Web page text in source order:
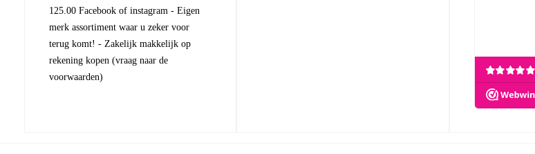
125.00 Facebook of instagram - Eigen
merk assortiment waar u zeker voor
terug komt! - Zakelijk makkelijk op
rekening kopen (vraag naar de
voorwaarden)